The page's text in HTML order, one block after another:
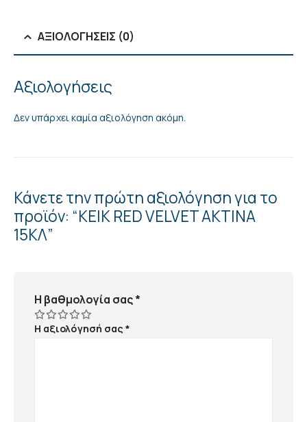
ΑΞΙΟΛΟΓΉΣΕΙΣ (0)
Αξιολογήσεις
Δεν υπάρχει καμία αξιολόγηση ακόμη.
Κάνετε την πρώτη αξιολόγηση για το
προϊόν: “ΚΕΙΚ RED VELVET ΑΚΤΙΝΑ
15ΚΛ”
Η βαθμολογία σας*
Η αξιολόγησή σας*